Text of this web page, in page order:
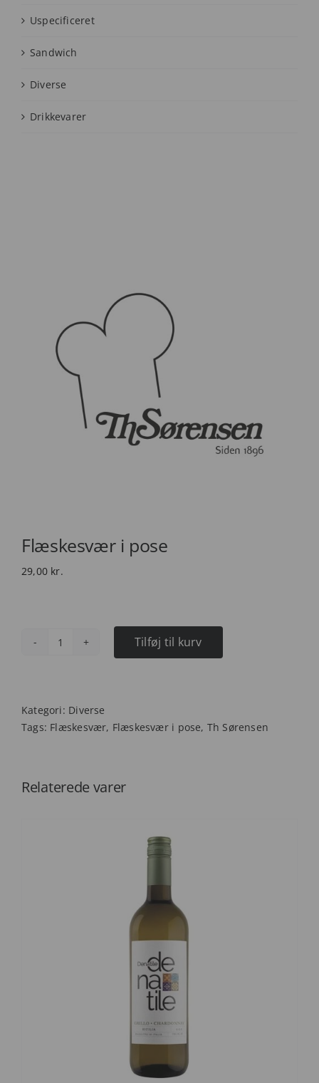
Flæskesvær i pose
29,00 kr.
Flæskesvær
Tilføj til kurv
Kategori: Diverse
Tags: Flæskesvær, Flæskesvær i pose, Th Sørensen
Relaterede varer
Uspecificeret
Sandwich
Diverse
Drikkevarer